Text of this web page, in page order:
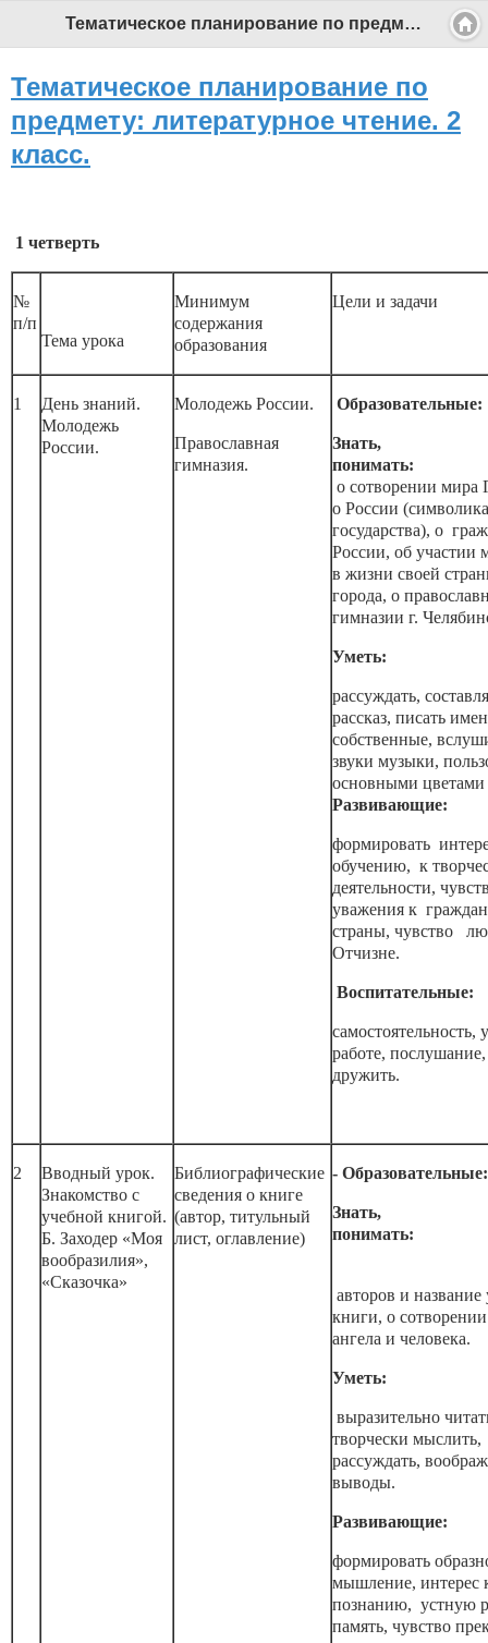
Тематическое планирование по предмету: литературное чтение. 2 класс. - Профессиональный педагог
Тематическое планирование по
предмету: литературное чтение. 2
класс.
1 четверть
№
п/п
Тема урока
Минимум
содержания
образования
Цели и задачи
1
День знаний.
Молодежь
России.
Молодежь России.
Православная
гимназия.
Образовательные:
Знать,
о сотворении мира
о России (символика
государства), о
России, об участии
в жизни своей
города, о
гимназии г.
Уметь:
рассуждать,
рассказ, писать
собственные,
звуки музыки,
основными цветами
Развивающие:
формировать
обучению, к
деятельности,
уважения к
страны, чувство
Отчизне.
Воспитательные:
самостоятельность,
работе,
дружить.
2
Вводный урок.
Знакомство с
учебной книгой.
Б. Заходер «Моя
вообразилия»,
«Сказочка»
Библиографические
сведения о книге
(автор, титульный
лист, оглавление)
- Образовательные:
Знать,
авторов и название
книги, о
ангела и человека.
Уметь:
выразительно
творчески мыслить,
рассуждать,
выводы.
Развивающие:
формировать
мышление, интерес
познанию, устную
память, чувство